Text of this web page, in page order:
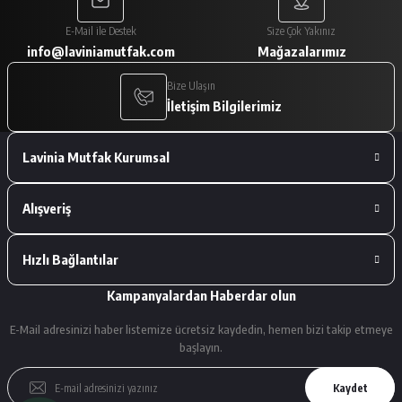
Paketleme çok iyiydi. Ürünler tam
istediğimiz gibiydi.
A... V... | 29/01/2026
Deneyimini Paylaş
E-Mail ile Destek
info@laviniamutfak.com
Size Çok Yakınız
Mağazalarımız
Bize Ulaşın
İletişim Bilgilerimiz
Lavinia Mutfak Kurumsal
Alışveriş
Hızlı Bağlantılar
Kampanyalardan Haberdar olun
E-Mail adresinizi haber listemize ücretsiz kaydedin, hemen bizi takip etmeye
başlayın.
Kaydet